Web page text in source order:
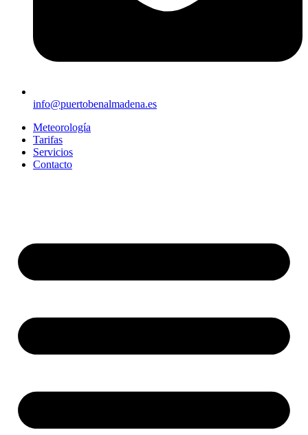
info@puertobenalmadena.es
Meteorología
Tarifas
Servicios
Contacto